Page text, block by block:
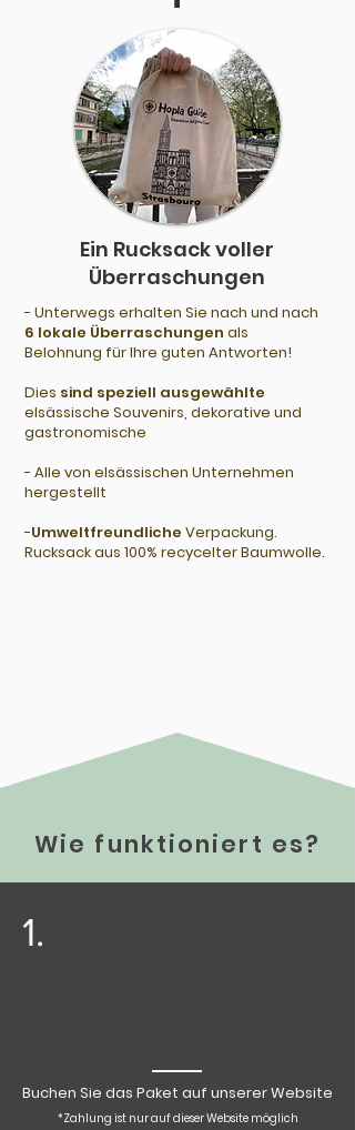
Ein Rucksack voller
Überraschungen
- Unterwegs erhalten Sie nach und nach
6 lokale Überraschungen als
Belohnung für Ihre guten Antworten!
Dies sind speziell ausgewählte
elsässische Souvenirs, dekorative und
gastronomische
- Alle von elsässischen Unternehmen
hergestellt
-Umweltfreundliche Verpackung.
Rucksack aus 100% recycelterBaumwolle.
Wie funktioniert es?
1.
Buchen Sie das Paket auf unserer Website
*Zahlung ist nur auf dieser Website möglich